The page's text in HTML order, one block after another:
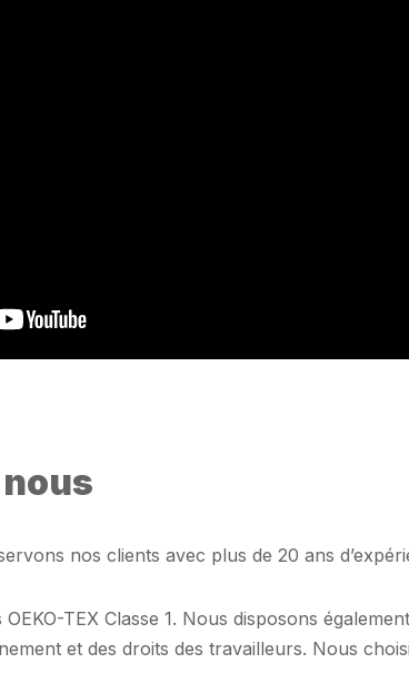
nos clients avec plus de 20 ans
TEX Classe 1. Nous disposons
et des droits des travailleurs. Nous